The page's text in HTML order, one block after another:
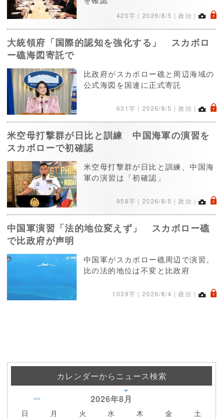
420字｜ 2026/8/5 ｜政治｜ .
大統領府「国際的認知を強化する」 スカボロ
ー礁海図寄託で
比政府がスカボロー礁と周辺海域の
公式海図を国連に正式寄託
631字｜ 2026/8/5 ｜政治｜ .
米空母打撃群が日比と訓練 中国海軍の演習を
スカボローで初確認
米空母打撃群が日比と訓練、中国海
軍の演習は「初確認」
958字｜ 2026/8/5 ｜政治｜ .
中国軍演習「法的地位変えず」 スカボロー礁
で比政府が声明
中国軍がスカボロー礁周辺で演習。
比の法的地位は不変と比政府
1039字｜ 2026/8/4 ｜政治｜ .
カレンダーからニュース検索
2026年8月
<<
日 月 火 水 木 金 土